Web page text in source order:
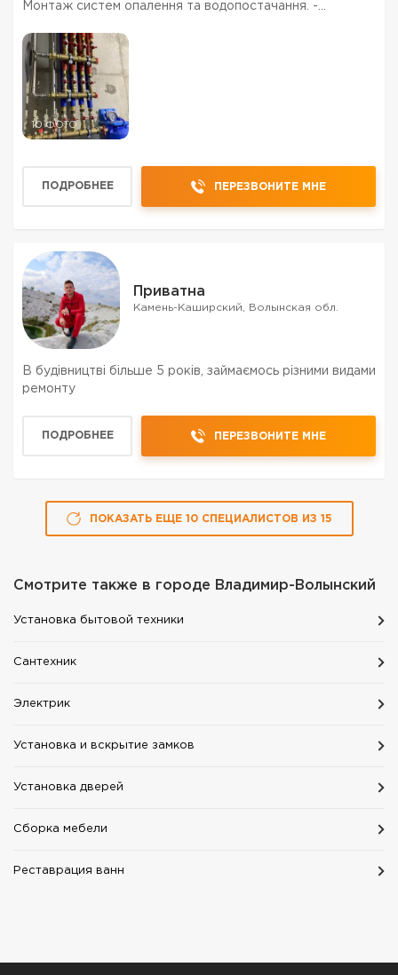
Монтаж систем опалення та водопостачання. -
Професійний інструмент та знання сучасних матеріалів.
Звертайтеся...
10 ФОТО
ПОДРОБНЕЕ ПЕРЕЗВОНИТЕ МНЕ
Приватна
Камень-Каширский, Волынская обл.
В будівництві більше 5 років, займаємось різними видами
ремонту
ПОДРОБНЕЕ ПЕРЕЗВОНИТЕ МНЕ
ПОКАЗАТЬ ЕЩЕ 10 СПЕЦИАЛИСТОВ ИЗ 15
Смотрите также в городе Владимир-Волынский
Установка бытовой техники
Сантехник
Электрик
Установка и вскрытие замков
Установка дверей
Сборка мебели
Реставрация ванн